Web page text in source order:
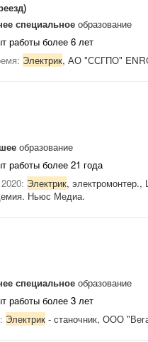
специальное образование
работы более 6 лет
Электрик, АО "ССГПО"
образование
работы более 21 года
Электрик, электромонтер.,
Ньюс Медиа.
специальное образование
работы более 3 лет
Электрик - станочник, ООО